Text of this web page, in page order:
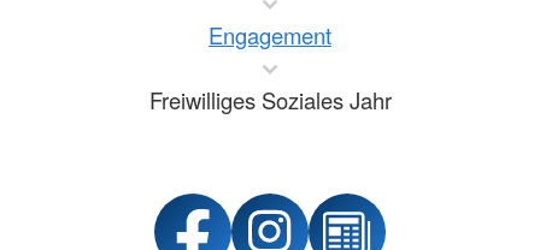
Engagement
Freiwilliges Soziales Jahr